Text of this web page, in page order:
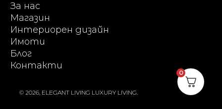
За нас
Магазин
Интериорен дизайн
Имоти
Блог
Контакти
© 2026, ELEGANT LIVING LUXURY LIVING.
0